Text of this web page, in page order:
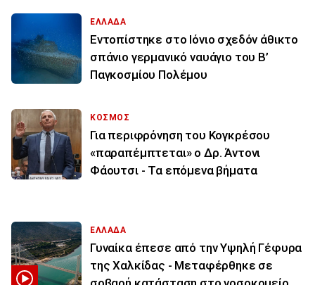
ΕΛΛΑΔΑ
Εντοπίστηκε στο Ιόνιο σχεδόν άθικτο
σπάνιο γερμανικό ναυάγιο του Β’
Παγκοσμίου Πολέμου
ΚΟΣΜΟΣ
Για περιφρόνηση του Κογκρέσου
«παραπέμπτεται» ο Δρ. Άντονι
Φάουτσι - Τα επόμενα βήματα
ΕΛΛΑΔΑ
Γυναίκα έπεσε από την Υψηλή Γέφυρα
της Χαλκίδας - Μεταφέρθηκε σε